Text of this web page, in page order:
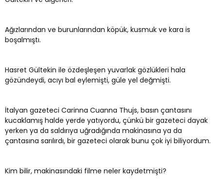
Ağızlarından ve burunlarından köpük, kusmuk ve kara is
boşalmıştı.
Hasret Gültekin ile özdeşleşen yuvarlak gözlükleri hala
gözündeydi, acıyı bal eylemişti, güle yel değmişti.
İtalyan gazeteci Carinna Cuanna Thujs, basın çantasını
kucaklamış halde yerde yatıyordu, çünkü bir gazeteci dayak
yerken ya da saldırıya uğradığında makinasına ya da
çantasına sarılırdı, bir gazeteci olarak bunu çok iyi biliyordum.
Kim bilir, makinasındaki filme neler kaydetmişti?